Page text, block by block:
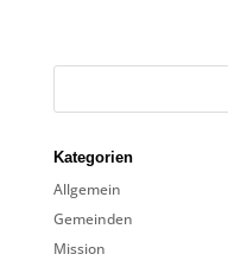
Kategorien
Allgemein
Gemeinden
Mission